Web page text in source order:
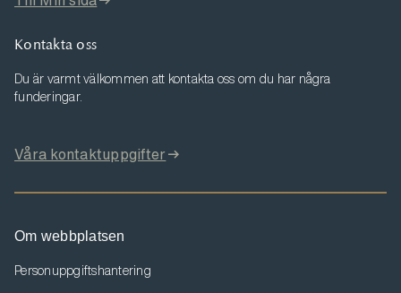
Kontakta oss
Du är varmt välkommen att kontakta oss om du har några
funderingar.
Våra kontaktuppgifter
Om webbplatsen
Personuppgiftshantering